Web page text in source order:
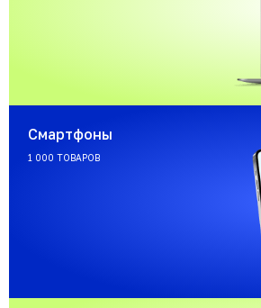
Смартфоны
1 000 ТОВАРОВ